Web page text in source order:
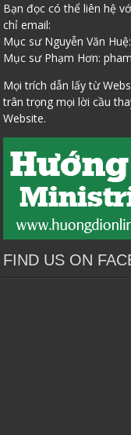
Bạn đọc có thể liên hệ
chỉ email:
Mục sư Nguyễn Văn
Mục sư Phạm Hơn:
Mọi trích dẫn lấy từ
trân trọng mọi lời cầu
Website.
FIND US ON